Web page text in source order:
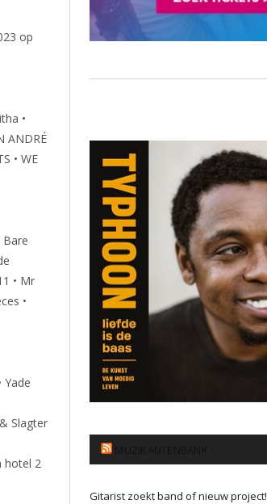
op
•
ANDRÉ
• WE
Bare
• Mr
•
Yade
Slagter
hotel 2
Gitarist zoekt band of nieuw project!